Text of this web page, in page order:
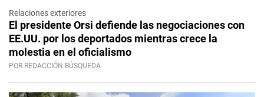
Relaciones exteriores
El presidente Orsi defiende las negociaciones con
EE.UU. por los deportados mientras crece la
molestia en el oficialismo
POR REDACCIÓN BÚSQUEDA